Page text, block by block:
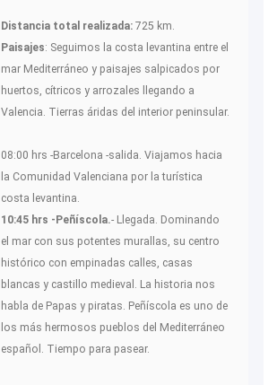
Distancia total realizada: 725 km.
Paisajes: Seguimos la costa levantina entre el
mar Mediterráneo y paisajes salpicados por
huertos, cítricos y arrozales llegando a
Valencia. Tierras áridas del interior peninsular.
08:00 hrs -Barcelona -salida. Viajamos hacia
la Comunidad Valenciana por la turística
costa levantina.
10:45 hrs -Peñíscola.- Llegada. Dominando
el mar con sus potentes murallas, su centro
histórico con empinadas calles, casas
blancas y castillo medieval. La historia nos
habla de Papas y piratas. Peñíscola es uno de
los más hermosos pueblos del Mediterráneo
español. Tiempo para pasear.